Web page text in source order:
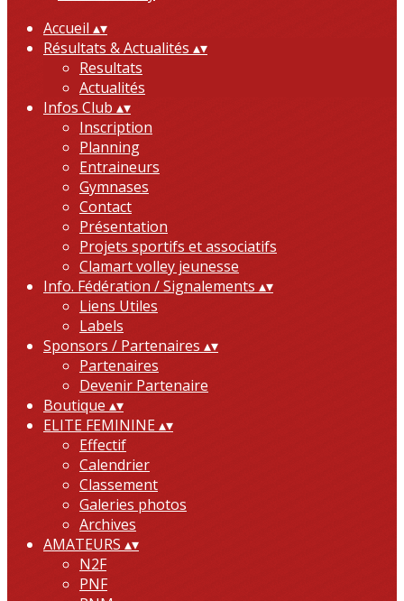
Accueil ▴▾
Résultats & Actualités ▴▾
Resultats
Actualités
Infos Club ▴▾
Inscription
Planning
Entraineurs
Gymnases
Contact
Présentation
Projets sportifs et associatifs
Clamart volley jeunesse
Info. Fédération / Signalements ▴▾
Liens Utiles
Labels
Sponsors / Partenaires ▴▾
Partenaires
Devenir Partenaire
Boutique ▴▾
ELITE FEMININE▴▾
Effectif
Calendrier
Classement
Galeries photos
Archives
AMATEURS ▴▾
N2F
PNF